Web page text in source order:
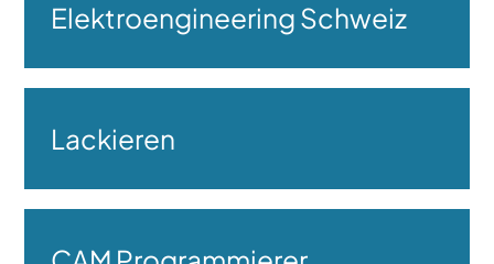
Elektroengineering Schweiz
Lackieren